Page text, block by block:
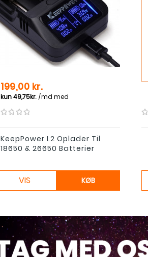
Pris
199,00 kr.
KeepPower L2 Oplader Til
18650 & 26650 Batterier
VIS KØB